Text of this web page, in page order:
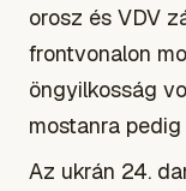
orosz és VDV
frontvonalon
öngyilkosság
mostanra
Az ukrán 24.